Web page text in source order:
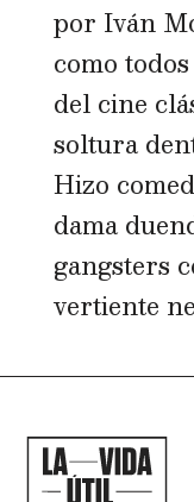
por Iván
como
del cine
soltura
Hizo
dama
gangsters
vertiente